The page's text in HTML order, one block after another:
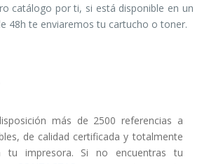
catálogo por ti, si está disponible en un
48h te enviaremos tu cartucho o toner.
más de 2500 referencias a
de calidad certificada y totalmente
tu impresora. Si no encuentras tu